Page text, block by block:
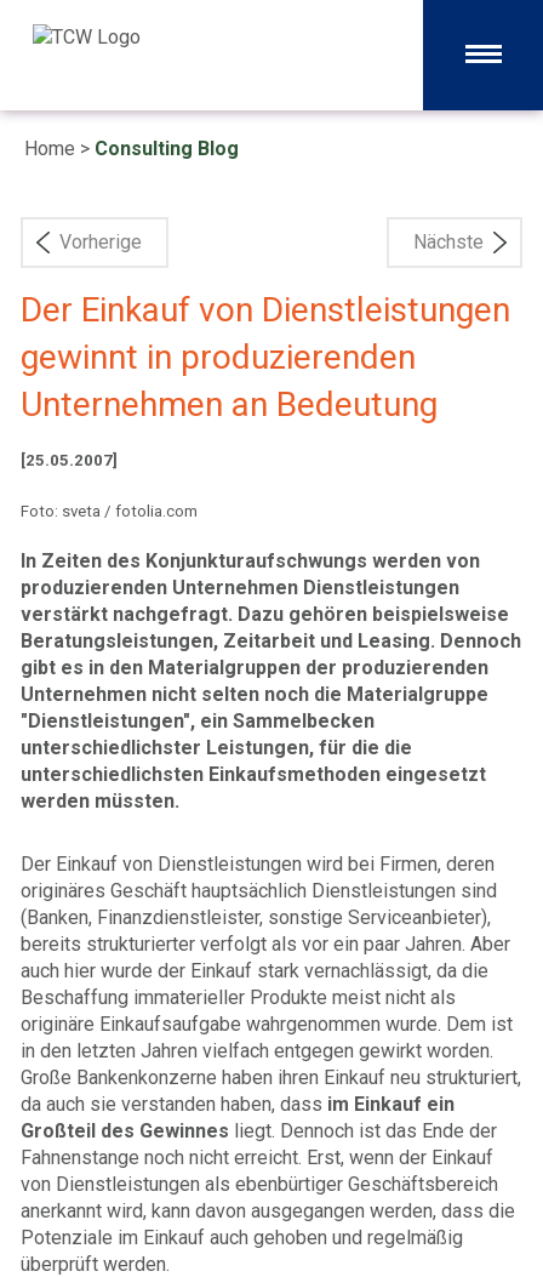
Home > Consulting Blog
Vorherige Nächste
Der Einkauf von Dienstleistungen
gewinnt in produzierenden
Unternehmen an Bedeutung
[25.05.2007]
Foto: sveta / fotolia.com
In Zeiten des Konjunkturaufschwungs werden von
produzierenden Unternehmen Dienstleistungen
verstärkt nachgefragt. Dazu gehören beispielsweise
Beratungsleistungen, Zeitarbeit und Leasing. Dennoch
gibt es in den Materialgruppen der produzierenden
Unternehmen nicht selten noch die Materialgruppe
"Dienstleistungen", ein Sammelbecken
unterschiedlichster Leistungen, für die die
unterschiedlichsten Einkaufsmethoden eingesetzt
werden müssten.
Der Einkauf von Dienstleistungen wird bei Firmen, deren
originäres Geschäft hauptsächlich Dienstleistungen sind
(Banken, Finanzdienstleister, sonstige Serviceanbieter),
bereits strukturierter verfolgt als vor ein paar Jahren. Aber
auch hier wurde der Einkauf stark vernachlässigt, da die
Beschaffung immaterieller Produkte meist nicht als
originäre Einkaufsaufgabe wahrgenommen wurde. Dem ist
in den letzten Jahren vielfach entgegen gewirkt worden.
Große Bankenkonzerne haben ihren Einkauf neu strukturiert,
da auch sie verstanden haben, dass im Einkauf ein
Großteil des Gewinnes liegt. Dennoch ist das Ende der
Fahnenstange noch nicht erreicht. Erst, wenn der Einkauf
von Dienstleistungen als ebenbürtiger Geschäftsbereich
anerkannt wird, kann davon ausgegangen werden, dass die
Potenziale im Einkauf auch gehoben und regelmäßig
überprüft werden.